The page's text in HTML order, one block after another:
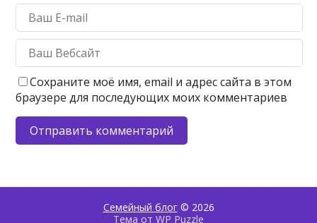
Сохраните моё имя, email и адрес сайта в этом
браузере для последующих моих комментариев
Семейный блог© 2026
Тема от WP Puzzle